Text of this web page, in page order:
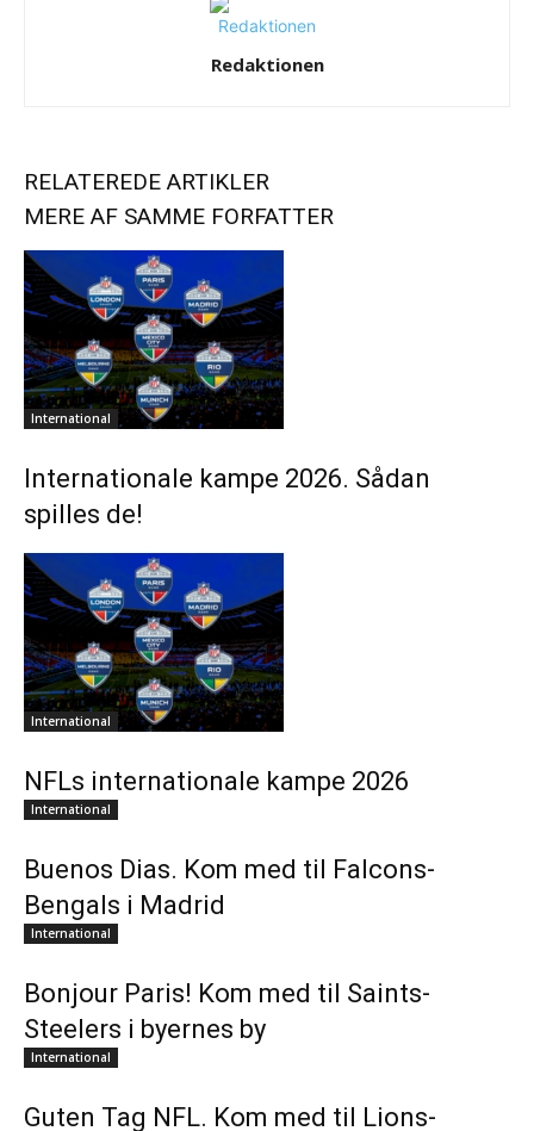
Redaktionen
RELATEREDE ARTIKLER
MERE AF SAMME FORFATTER
International
Internationale kampe 2026. Sådan
spilles de!
International
NFLs internationale kampe 2026
International
Buenos Dias. Kom med til Falcons-
Bengals i Madrid
International
Bonjour Paris! Kom med til Saints-
Steelers i byernes by
International
Guten Tag NFL. Kom med til Lions-